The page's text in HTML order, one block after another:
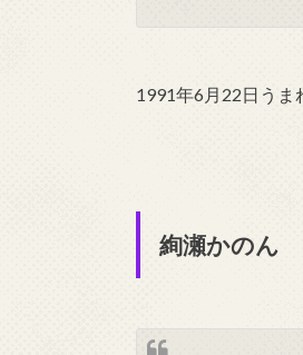
1991年6月22日うま
絢瀬かのん